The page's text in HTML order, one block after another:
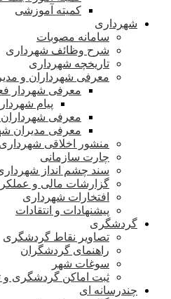
کمیته آموزشی
شهرداری
سامانه مصوبات
شرح وظائف شهرداری
تاریخچه شهرداری
معرفی شهرداران و
معرفی شهردار
پیام شهردار
معرفی شهرداران
معرفی مدیران
منشور اخلاقی شهرداری
چارت سازمانی
سند چشم انداز
گزارشات مالی و
افتخارات شهرداری
پیشنهادات و انتقادات
گردشگری
تصاویر نقاط گردشگری
راهنمای گردشگران
سوغات شهر
ثبت اماکن گردشگری و
چندرسانه ای